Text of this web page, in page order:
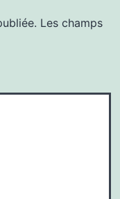
Les champs